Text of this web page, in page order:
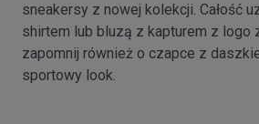
sneakersy z nowej kolekcji. Całość
shirtem lub bluzą z kapturem z logo
zapomnij również o czapce z
sportowy look.